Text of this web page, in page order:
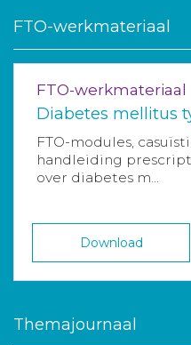
FTO-werkmateriaal
FTO-werkmateriaal
Diabetes mellitus
FTO-modules,
handleiding
over diabetes m...
Download
Themajournaal